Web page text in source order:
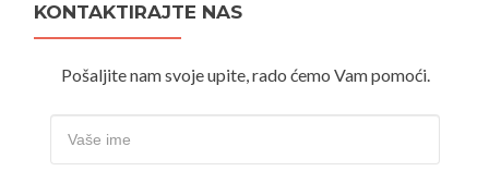
KONTAKTIRAJTE NAS
Pošaljite nam svoje upite, rado ćemo Vam pomoći.